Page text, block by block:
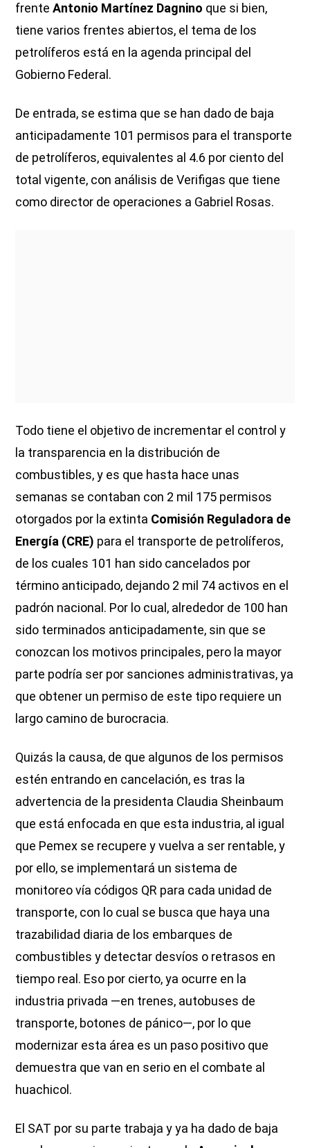
frenteAntonio Martínez Dagnino que si bien,
tiene varios frentes abiertos, el tema de los
petrolíferos está en la agenda principal del
Gobierno Federal.
De entrada, se estima que se han dado de baja
anticipadamente 101 permisos para el transporte
de petrolíferos, equivalentes al 4.6 por ciento del
total vigente, con análisis de Verifigas que tiene
como director de operaciones a Gabriel Rosas.
Todo tiene el objetivo de incrementar el control y
la transparencia en la distribución de
combustibles, y es que hasta hace unas
semanas se contaban con 2 mil 175 permisos
otorgados por la extinta Comisión Reguladora de
Energía (CRE) para el transporte de petrolíferos,
de los cuales 101 han sido cancelados por
término anticipado, dejando 2 mil 74 activos en el
padrón nacional. Por lo cual, alrededor de 100 han
sido terminados anticipadamente, sin que se
conozcan los motivos principales, pero la mayor
parte podría ser por sanciones administrativas, ya
que obtener un permiso de este tipo requiere un
largo camino de burocracia.
Quizás la causa, de que algunos de los permisos
estén entrando en cancelación, es tras la
advertencia de la presidenta Claudia Sheinbaum
que está enfocada en que esta industria, al igual
que Pemex se recupere y vuelva a ser rentable, y
por ello, se implementará un sistema de
monitoreo vía códigos QR para cada unidad de
transporte, con lo cual se busca que haya una
trazabilidad diaria de los embarques de
combustibles y detectar desvíos o retrasos en
tiempo real. Eso por cierto, ya ocurre en la
industria privada —en trenes, autobuses de
transporte, botones de pánico—, por lo que
modernizar esta área es un paso positivo que
demuestra que van en serio en el combate al
huachicol.
El SAT por su parte trabaja y ya ha dado de baja